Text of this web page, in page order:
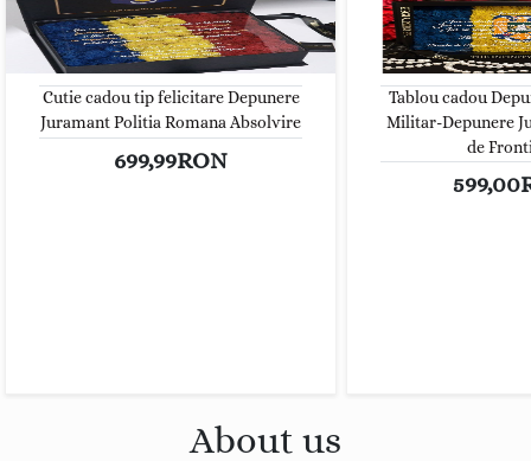
Cutie cadou tip felicitare Depunere
Juramant Politia Romana Absolvire
699,99RON
Tablou cadou
Militar-Depunere
de
About us